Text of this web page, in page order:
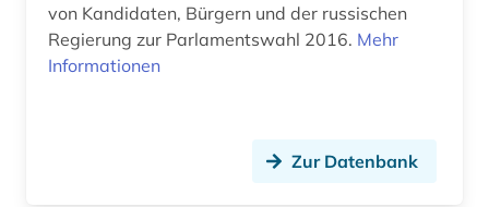
konflikt (1)
kunst (5)
von Kandidaten, Bürgern und der russischen
Regierung zur Parlamentswahl 2016. Mehr
Informationen
Zur Datenbank